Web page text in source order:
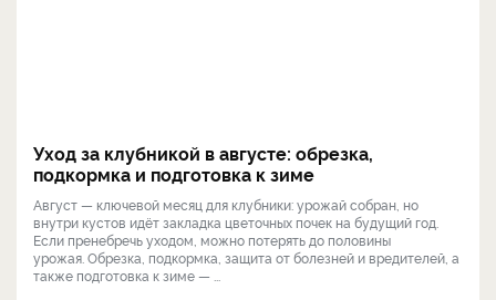
Уход за клубникой в августе: обрезка,
подкормка и подготовка к зиме
Август — ключевой месяц для клубники: урожай собран, но
внутри кустов идёт закладка цветочных почек на будущий год.
Если пренебречь уходом, можно потерять до половины
урожая. Обрезка, подкормка, защита от болезней и вредителей, а
также подготовка к зиме — ...